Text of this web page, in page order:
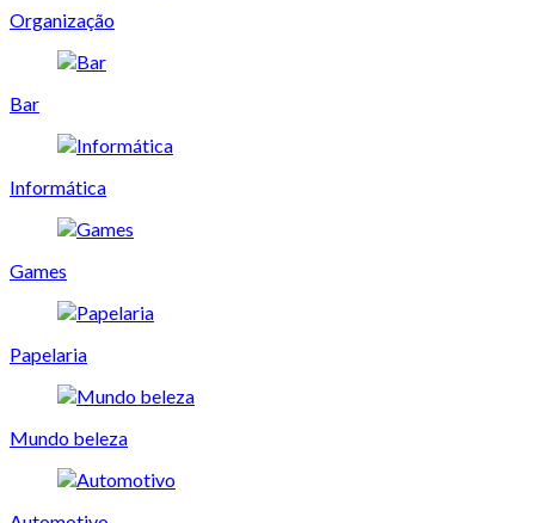
Organização
Bar
Informática
Games
Papelaria
Mundo beleza